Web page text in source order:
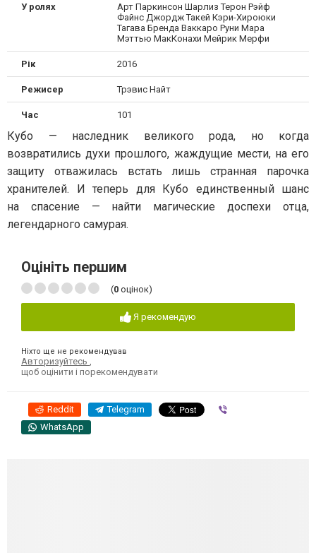
У ролях
Арт Паркинсон Шарлиз Терон Рэйф
Файнс Джордж Такей Кэри-Хироюки
Тагава Бренда Ваккаро Руни Мара
Мэттью МакКонахи Мейрик Мерфи
Рік 2016
Режисер Трэвис Найт
Час 101
Кубо — наследник великого рода, но когда
возвратились духи прошлого, жаждущие мести, на его
защиту отважилась встать лишь странная парочка
хранителей. И теперь для Кубо единственный шанс
на спасение — найти магические доспехи отца,
легендарного самурая.
Оцініть першим
(0 оцінок)
Я рекомендую
Ніхто ще не рекомендував
Авторизуйтесь ,
щоб оцінити і порекомендувати
Reddit Telegram
WhatsApp